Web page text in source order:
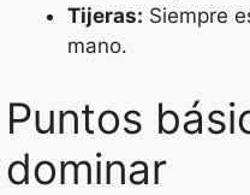
Tijeras: Siempre
mano.
Puntos
dominar